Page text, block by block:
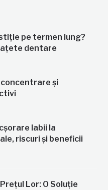
pe termen lung?
dentare
concentrare și
labii la
riscuri și beneficii
Lor: O Soluție